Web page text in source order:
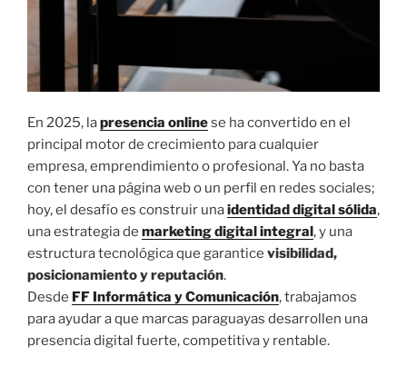
En 2025, lapresencia onlinese ha convertido en el
principal motor de crecimiento para cualquier
empresa, emprendimiento o profesional. Ya no basta
con tener una página web o un perfil en redes sociales;
hoy, el desafío es construir unaidentidad digitalsólida,
una estrategia de marketing digital integral, y una
estructura tecnológica que garantice visibilidad,
posicionamiento y reputación.
Desde FF Informática y Comunicación, trabajamos
para ayudar a que marcas paraguayas desarrollen una
presencia digital fuerte, competitiva y rentable.